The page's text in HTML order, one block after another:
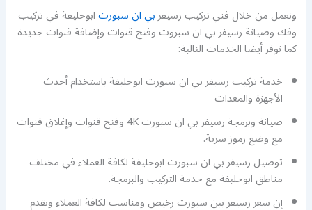
ونعمل من خلال فني تركيب رسيفربي ان سبورتابوحليفة في تركيب
وفك وصيانة رسيفر بي ان سبروت وفتح قنوات وإضافة قنوات جديدة
كما نوفر أيضا الخدمات التالية:
خدمة تركيب رسيفر بي ان سبورت ابوحليفة باستخدام أحدث
الأجهزة والمعدات
صيانة وبرمجة رسيفر بي ان سبورت 4K وفتح قنوات وإغلاق قنوات
مع وضع رموز سرية.
توصيل رسيفر بي ان سبورت ابوحليفة لكافة العملاء في مختلف
مناطق ابوحليفة مع خدمة التركيب والبرمجة.
إن سعر رسيفر بين سبورت رخيص ومناسب لكافة العملاء ونقدم